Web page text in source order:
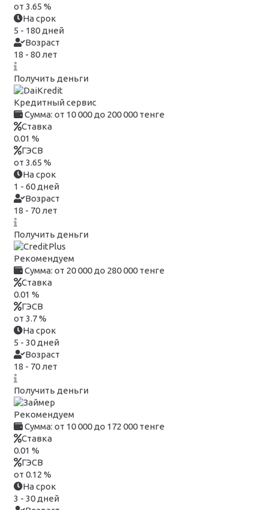
от 3.65 %
На срок
5 - 180 дней
Возраст
18 - 80 лет
Получить деньги
Кредитный сервис
Сумма: от 10 000 до 200 000 тенге
Ставка
0.01 %
ГЭСВ
от 3.65 %
На срок
1 - 60 дней
Возраст
18 - 70 лет
Получить деньги
Рекомендуем
Сумма: от 20 000 до 280 000 тенге
Ставка
0.01 %
ГЭСВ
от 3.7 %
На срок
5 - 30 дней
Возраст
18 - 70 лет
Получить деньги
Рекомендуем
Сумма: от 10 000 до 172 000 тенге
Ставка
0.01 %
ГЭСВ
от 0.12 %
На срок
3 - 30 дней